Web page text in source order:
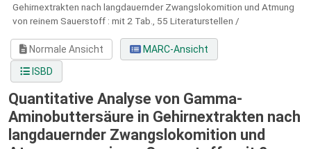
Gehirnextrakten nach langdauernder Zwangslokomition und Atmung
von reinem Sauerstoff : mit 2 Tab., 55 Literaturstellen /
Normale Ansicht
MARC-Ansicht
ISBD
Quantitative Analyse von Gamma-
Aminobuttersäure in Gehirnextrakten nach
langdauernder Zwangslokomition und